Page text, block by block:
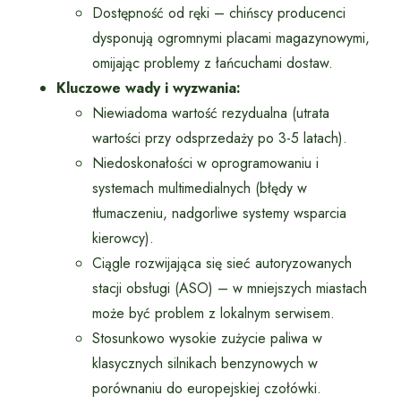
Dostępność od ręki – chińscy producenci
dysponują ogromnymi placami magazynowymi,
omijając problemy z łańcuchami dostaw.
Kluczowe wady i wyzwania:
Niewiadoma wartość rezydualna (utrata
wartości przy odsprzedaży po 3-5 latach).
Niedoskonałości w oprogramowaniu i
systemach multimedialnych (błędy w
tłumaczeniu, nadgorliwe systemy wsparcia
kierowcy).
Ciągle rozwijająca się sieć autoryzowanych
stacji obsługi (ASO) – w mniejszych miastach
może być problem z lokalnym serwisem.
Stosunkowo wysokie zużycie paliwa w
klasycznych silnikach benzynowych w
porównaniu do europejskiej czołówki.